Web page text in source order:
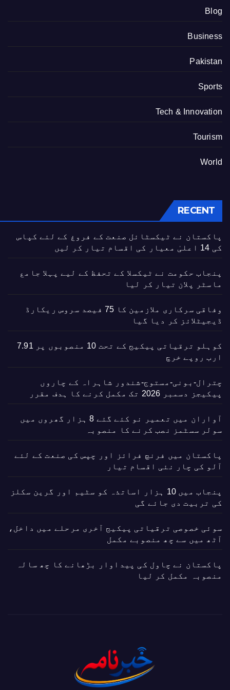
Blog
Business
Pakistan
Sports
Tech & Innovation
Tourism
World
RECENT
پاکستان نے ٹیکسٹائل صنعت کے فروغ کے لئے کپاس
کی 14 اعلیٰ معیار کی اقسام تیار کر لیں
پنجاب حکومت نے ٹیکسلا کے تحفظ کے لیے پہلا جامع
ماسٹر پلان تیار کر لیا
وفاقی سرکاری ملازمین کا 75 فیصد سروس ریکارڈ
ڈیجیٹلائز کر دیا گیا
کوہلو ترقیاتی پیکیج کے تحت 10 منصوبوں پر 7.91
ارب روپے خرچ
چترال-بونی-مستوج-شندور شاہراہ کے چاروں
پیکیجز دسمبر 2026 تک مکمل کرنے کا ہدف مقرر
آواران میں تعمیر نو کئے گئے 8 ہزار گھروں میں
سولر سسٹمز نصب کرنے کا منصوبہ
پاکستان میں فرنچ فرائز اور چپس کی صنعت کے لئے
آلو کی چار نئی اقسام تیار
پنجاب میں 10 ہزار اساتذہ کو سٹیم اور گرین سکلز
کی تربیت دی جائے گی
سوئی خصوصی ترقیاتی پیکیج آخری مرحلے میں داخل،
آٹھ میں سے چھ منصوبے مکمل
پاکستان نے چاول کی پیداوار بڑھانے کا چھ سالہ
منصوبہ مکمل کر لیا